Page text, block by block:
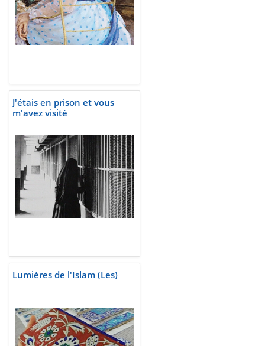
J'étais en prison et vous
m'avez visité
Lumières de l'Islam (Les)